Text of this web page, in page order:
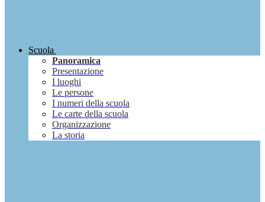
Scuola
Panoramica
Presentazione
I luoghi
Le persone
I numeri della scuola
Le carte della scuola
Organizzazione
La storia